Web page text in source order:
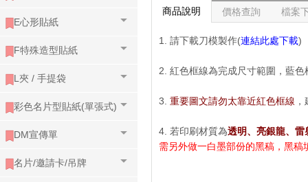
E心形貼紙
F特殊造型貼紙
L夾 / 手提袋
彩色名片型貼紙(單張式)
DM宣傳單
名片/邀請卡/吊牌
商品說明 價格查詢 檔案
1. 請下載刀模製作(連結此處下載)
2. 紅色框線為完成尺寸範圍，藍
3. 重要圖文請勿太靠近紅色框線
4. 若印刷材質為透明、亮銀龍、雷
需另外做一白墨部份的黑稿，黑